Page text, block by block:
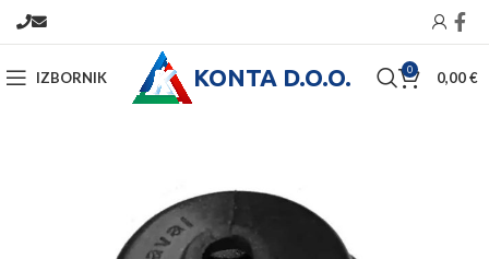
IZBORNIK KONTA D.O.O. 0 0,00€